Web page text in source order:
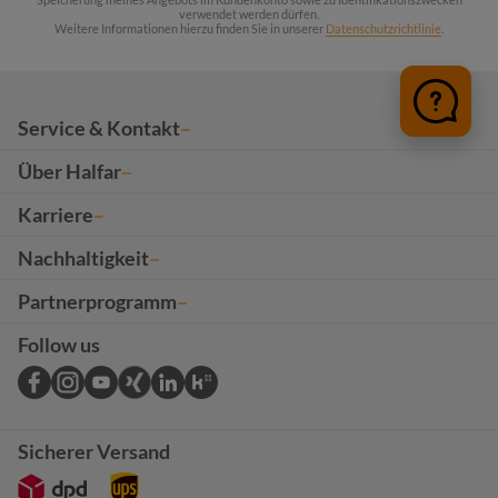
verwendet werden dürfen.
Weitere Informationen hierzu finden Sie in unserer Datenschutzrichtlinie
Service & Kontakt
Über Halfar
Karriere
Nachhaltigkeit
Partnerprogramm
Follow us
Sicherer Versand